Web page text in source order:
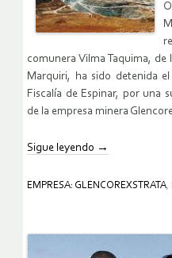
comunera Vilma Taquima, de
Marquiri, ha sido detenida
Fiscalía de Espinar, por una
de la empresa minera
Sigue leyendo →
EMPRESA: GLENCOREXSTRATA,